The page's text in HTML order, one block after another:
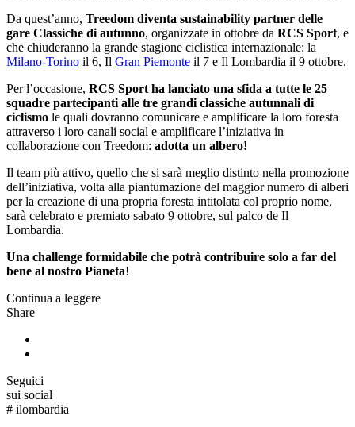
Da quest’anno, Treedom diventa sustainability partner delle
gare Classiche di autunno, organizzate in ottobre da RCS Sport, e
che chiuderanno la grande stagione ciclistica internazionale: la
Milano-Torino il 6, Il Gran Piemonte il 7 e Il Lombardia il 9 ottobre.
Per l’occasione, RCS Sport ha lanciato una sfida a tutte le 25
squadre partecipanti alle tre grandi classiche autunnali di
ciclismo le quali dovranno comunicare e amplificare la loro foresta
attraverso i loro canali social e amplificare l’iniziativa in
collaborazione con Treedom: adotta un albero!
Il team più attivo, quello che si sarà meglio distinto nella promozione
dell’iniziativa, volta alla piantumazione del maggior numero di alberi
per la creazione di una propria foresta intitolata col proprio nome,
sarà celebrato e premiato sabato 9 ottobre, sul palco de Il
Lombardia.
Una challenge formidabile che potrà contribuire solo a far del
bene al nostro Pianeta!
Continua a leggere
Share
Seguici
sui social
# ilombardia